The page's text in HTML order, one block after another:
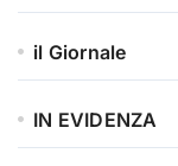
il Giornale
IN EVIDENZA